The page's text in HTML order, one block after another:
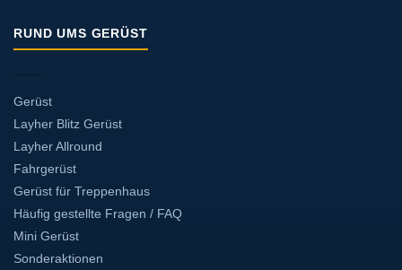
RUND UMS GERÜST
Gerüst
Layher Blitz Gerüst
Layher Allround
Fahrgerüst
Gerüst für Treppenhaus
Häufig gestellte Fragen / FAQ
Mini Gerüst
Sonderaktionen